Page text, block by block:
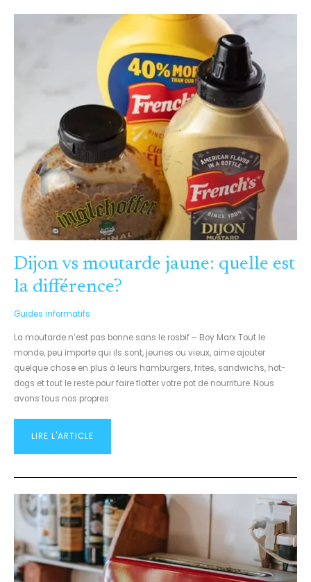
Dijon vs moutarde jaune: quelle est
la différence?
Guides informatifs
La moutarde n’est pas bonne sans le rosbif – Boy Marx Tout le
monde, peu importe qui ils sont, jeunes ou vieux, aime ajouter
quelque chose en plus à leurs hamburgers, frites, sandwichs, hot-
dogs et tout le reste pour faire flotter votre pot de nourriture. Nous
avons tous nos propres
DIJON
LIRE L'ARTICLE
GRILLE-
PAIN
VS
FOUR
GRILLE-
PAIN:
QUELLE
EST
LA
DIFFÉRENCE?
VOS